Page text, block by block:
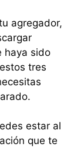
agregador,
haya sido
tres
estar al
que te